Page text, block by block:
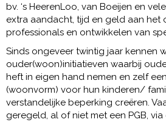
bv. ‘s HeerenLoo, van Boeijen en
extra aandacht, tijd en geld aan het
professionals en ontwikkelen van
Sinds ongeveer twintig jaar kennen
ouder(woon)initiatieven waarbij
heft in eigen hand nemen en zelf
(woonvorm) voor hun kinderen/
verstandelijke beperking creëren.
geregeld, al of niet met een PGB,